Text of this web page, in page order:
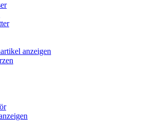
anzeigen